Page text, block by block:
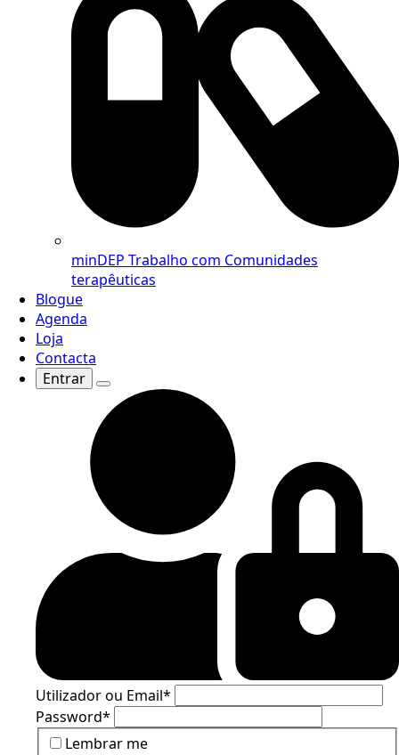
minDEP Trabalho com Comunidades
terapêuticas
Blogue
Agenda
Loja
Contacta
Entrar
Utilizador ou Email*
Password*
Lembrar me